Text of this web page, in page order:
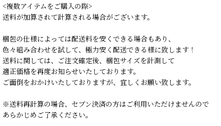
<複数アイテムをご購入の際>
送料が加算されて計算される場合がございます。
梱包の仕様によっては配送料を安くできる場合もあり、
色々組み合わせを試して、極力安く配送できる様に致します！
送料に関しては、ご注文確定後、梱包サイズを計測して
適正価格を再度お知らせいたしております。
ご面倒をおかけいたしておりますが、宜しくお願い致します。
※送料再計算の場合、セブン決済の方はご利用いただけませんので
あらかじめご了承ください。